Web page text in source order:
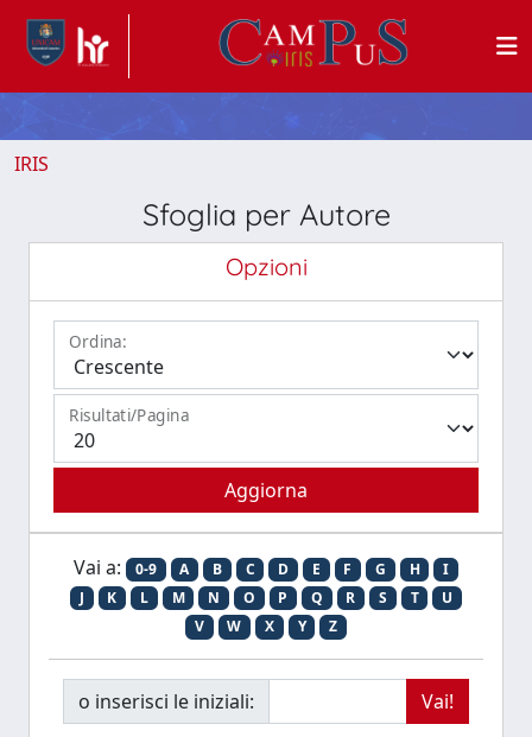
IRIS
Sfoglia per Autore
Opzioni
Ordina:
Risultati/Pagina
Vai a: 0-9 A B C D E F G H
I
J
K L M N O P Q R S T
U
V
W X Y Z
o inserisci le iniziali: